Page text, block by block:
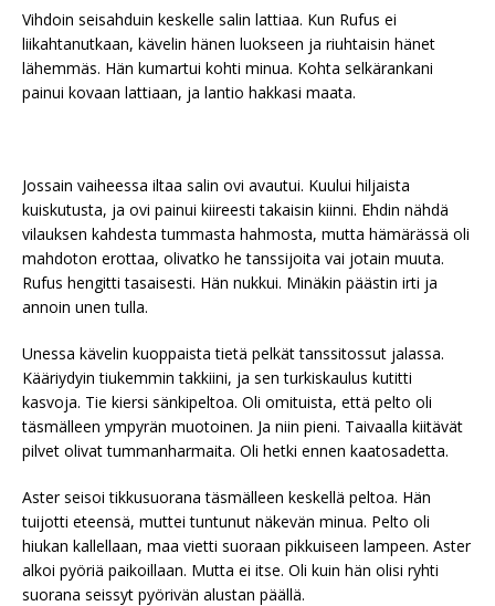
Vihdoin seisahduin keskelle salin lattiaa. Kun Rufus ei
liikahtanutkaan, kävelin hänen luokseen ja riuhtaisin hänet
lähemmäs. Hän kumartui kohti minua. Kohta selkärankani
painui kovaan lattiaan, ja lantio hakkasi maata.
Jossain vaiheessa iltaa salin ovi avautui. Kuului hiljaista
kuiskutusta, ja ovi painui kiireesti takaisin kiinni. Ehdin nähdä
vilauksen kahdesta tummasta hahmosta, mutta hämärässä oli
mahdoton erottaa, olivatko he tanssijoita vai jotain muuta.
Rufus hengitti tasaisesti. Hän nukkui. Minäkin päästin irti ja
annoin unen tulla.
Unessa kävelin kuoppaista tietä pelkät tanssitossut jalassa.
Kääriydyin tiukemmin takkiini, ja sen turkiskaulus kutitti
kasvoja. Tie kiersi sänkipeltoa. Oli omituista, että pelto oli
täsmälleen ympyrän muotoinen. Ja niin pieni. Taivaalla kiitävät
pilvet olivat tummanharmaita. Oli hetki ennen kaatosadetta.
Aster seisoi tikkusuorana täsmälleen keskellä peltoa. Hän
tuijotti eteensä, muttei tuntunut näkevän minua. Pelto oli
hiukan kallellaan, maa vietti suoraan pikkuiseen lampeen. Aster
alkoi pyöriä paikoillaan. Mutta ei itse. Oli kuin hän olisi ryhti
suorana seissyt pyörivän alustan päällä.